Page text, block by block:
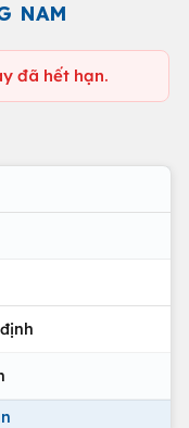
NAM
đã hết hạn.